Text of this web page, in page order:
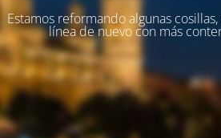
Estamos reformando algunas cosillas,
línea de nuevo con más